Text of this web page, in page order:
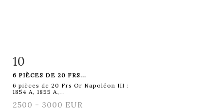
Fiche détaillée
10
6 PIÈCES DE 20 FRS...
6 pièces de 20 Frs Or Napoléon III :
1854 A, 1855 A,...
2500 - 3000 EUR